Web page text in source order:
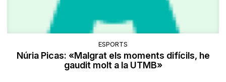
ESPORTS
Núria Picas: «Malgrat els moments difícils, he
gaudit molt a la UTMB»